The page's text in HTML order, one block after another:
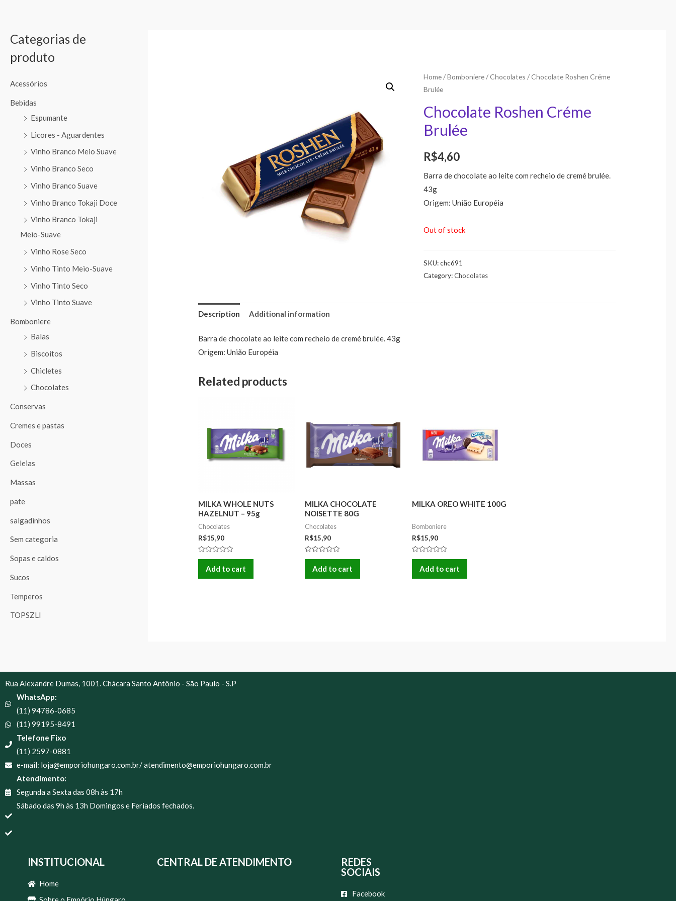
Categorias de
produto
Acessórios
Bebidas
Espumante
Licores - Aguardentes
Vinho Branco Meio Suave
Vinho Branco Seco
Vinho Branco Suave
Vinho Branco Tokaji Doce
Vinho Branco Tokaji
Meio-Suave
Vinho Rose Seco
Vinho Tinto Meio-Suave
Vinho Tinto Seco
Vinho Tinto Suave
Bomboniere
Balas
Biscoitos
Chicletes
Chocolates
Conservas
Cremes e pastas
Doces
Geleias
Massas
pate
salgadinhos
Sem categoria
Sopas e caldos
Sucos
Temperos
TOPSZLI
Home/Bomboniere/Chocolates / Chocolate Roshen Créme
Brulée
Chocolate Roshen Créme
Brulée
R$4,60
Barra de chocolate ao leite com recheio de cremé brulée.
43g
Origem: União Européia
Out of stock
SKU:chc691
Category:Chocolates
Description Additional information
Barra de chocolate ao leite com recheio de cremé brulée. 43g
Origem: União Européia
Related products
MILKA WHOLE NUTS
HAZELNUT – 95g
Chocolates
R$15,90
Rated
outAdd to cart
MILKA CHOCOLATE
NOISETTE 80G
Chocolates
R$15,90
Rated
outAdd to cart
MILKA OREO WHITE 100G
Bomboniere
R$15,90
Rated
outAdd to cart
Rua Alexandre Dumas, 1001. Chácara Santo Antônio - São Paulo - S.P
WhatsApp:
(11) 94786-0685
(11) 99195-8491
Telefone Fixo
(11) 2597-0881
e-mail: loja@emporiohungaro.com.br/ atendimento@emporiohungaro.com.br
Atendimento:
Segunda a Sexta das 08h às 17h
Sábado das 9h às 13h Domingos e Feriados fechados.
INSTITUCIONAL
Home
CENTRAL DE ATENDIMENTO
REDES
SOCIAIS
Facebook